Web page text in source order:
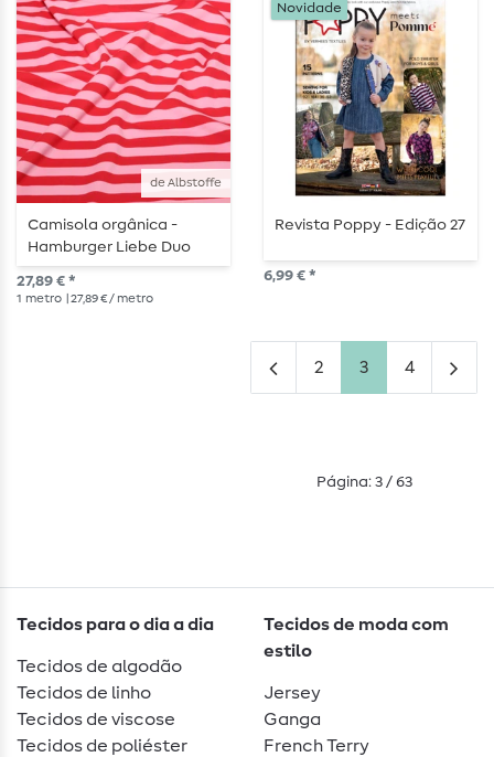
de Albstoffe
Camisola orgânica -
Hamburger Liebe Duo
Summer Stripes Rosa
Vermelho
27,89 € *
1 metro | 27,89 € / metro
Novidade
Revista Poppy - Edição 27
6,99 € *
2 3 4
Página: 3 / 63
Tecidos para o dia a dia
Tecidos de algodão
Tecidos de linho
Tecidos de viscose
Tecidos de poliéster
Tecidos de moda com
estilo
Jersey
Ganga
French Terry